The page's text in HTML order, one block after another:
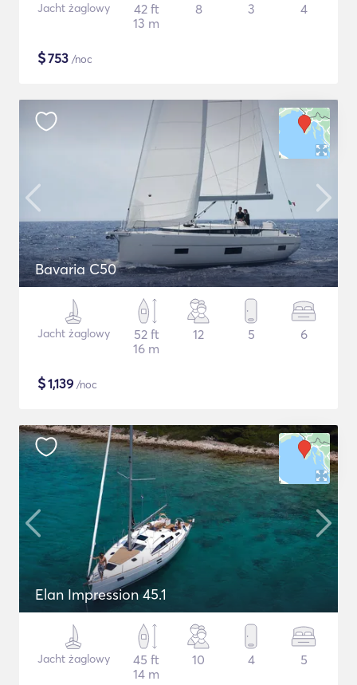
Jacht żaglowy
42 ft
13 m
8 3 4
$753 /noc
Bavaria C50
Jacht żaglowy
52 ft
16 m
12 5 6
$1,139 /noc
Elan Impression 45.1
Jacht żaglowy
45 ft
14 m
10 4 5